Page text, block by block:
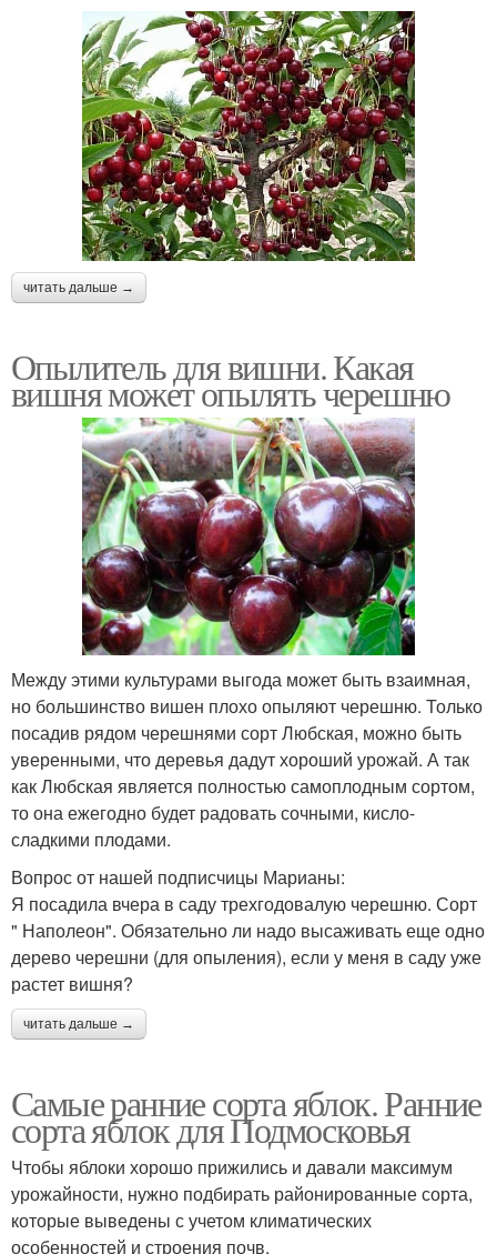
читать дальше →
Опылитель для вишни. Какая
вишня может опылять черешню
Между этими культурами выгода может быть взаимная,
но большинство вишен плохо опыляют черешню. Только
посадив рядом черешнями сорт Любская, можно быть
уверенными, что деревья дадут хороший урожай. А так
как Любская является полностью самоплодным сортом,
то она ежегодно будет радовать сочными, кисло-
сладкими плодами.
Вопрос от нашей подписчицы Марианы:
Я посадила вчера в саду трехгодовалую черешню. Сорт
" Наполеон". Обязательно ли надо высаживать еще одно
дерево черешни (для опыления), если у меня в саду уже
растет вишня?
читать дальше →
Самые ранние сорта яблок. Ранние
сорта яблок для Подмосковья
Чтобы яблоки хорошо прижились и давали максимум
урожайности, нужно подбирать районированные сорта,
которые выведены с учетом климатических
особенностей и строения почв.